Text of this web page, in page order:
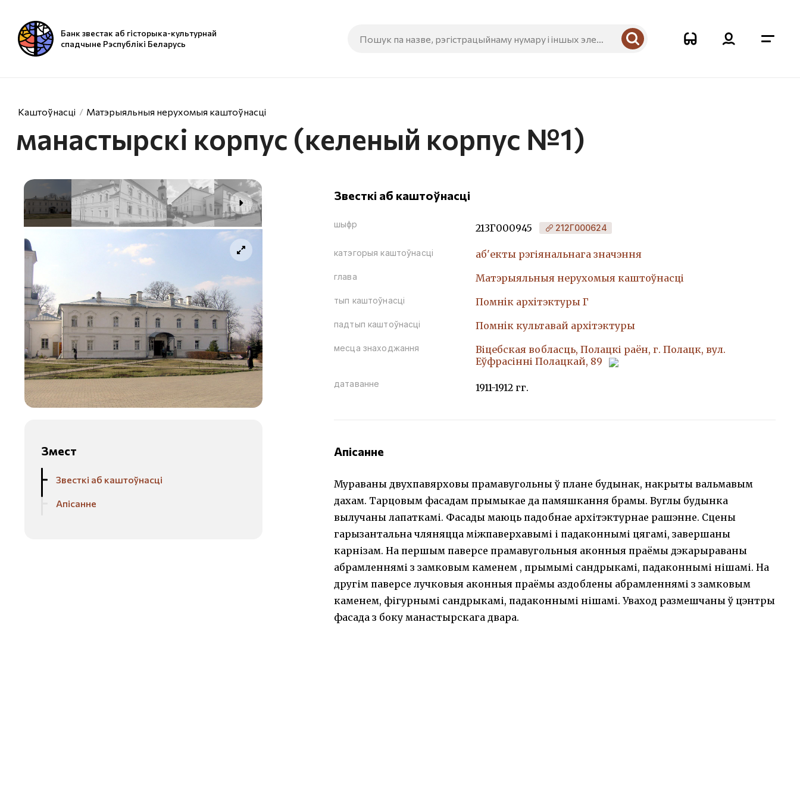
Банк звестак аб гісторыка-культурнай
спадчыне Рэспублікі Беларусь
Каштоўнасці Матэрыяльныя нерухомыя каштоўнасці
манастырскі корпус (келеный корпус №1)
Змест
Звесткі аб каштоўнасці
Апісанне
Звесткі аб каштоўнасці
шыфр 213Г000945 212Г000624
катэгорыя каштоўнасці аб'екты рэгіянальнага значэння
глава Матэрыяльныя нерухомыя каштоўнасці
тып каштоўнасці Помнiк архiтэктуры Г
падтып каштоўнасці Помнiк культавай архiтэктуры
месца знаходжання
Віцебская вобласць, Полацкі раён, г. Полацк, вул.
Еўфрасінні Полацкай, 89
датаванне 1911-1912 гг.
Апісанне
Мураваны двухпавярховы прамавугольны ў плане будынак, накрыты вальмавым
дахам. Тарцовым фасадам прымыкае да памяшкання брамы. Вуглы будынка
вылучаны лапаткамі. Фасады маюць падобнае архітэктурнае рашэнне. Сцены
гарызантальна чляняцца міжпаверхавымі і падаконнымі цягамі, завершаны
карнізам. На першым паверсе прамавугольныя аконныя праёмы дэкарыраваны
абрамленнямі з замковым каменем , прымымі сандрыкамі, падаконнымі нішамі. На
другім паверсе лучковыя аконныя праёмы аздоблены абрамленнямі з замковым
каменем, фігурнымі сандрыкамі, падаконнымі нішамі. Уваход размешчаны ў цэнтры
фасада з боку манастырскага двара.